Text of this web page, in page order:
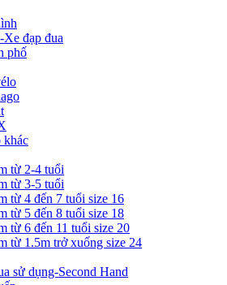
Xe đạp đua
phố
khác
từ 2-4 tuổi
từ 3-5 tuổi
từ 4 đến 7 tuổi size 16
từ 5 đến 8 tuổi size 18
từ 6 đến 11 tuổi size 20
từ 1.5m trở xuống size 24
sử dụng-Second Hand